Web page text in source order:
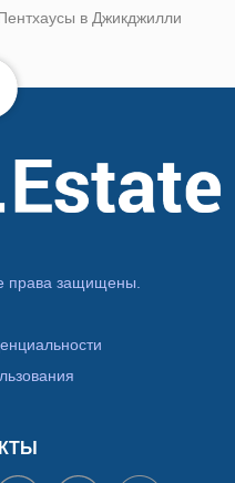
в Джикджилли
права защищены.